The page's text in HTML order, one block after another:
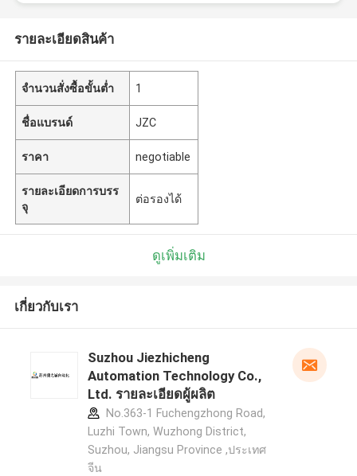
รายละเอียดสินค้า
จำนวนสั่งซื้อขั้นต่ำ 1
ชื่อแบรนด์ JZC
ราคา negotiable
รายละเอียดการบรร
จุ
ต่อรองได้
ดูเพิ่มเติม
เกี่ยวกับเรา
Suzhou Jiezhicheng
Automation Technology Co.,
Ltd. รายละเอียดผู้ผลิต
No.363-1 Fuchengzhong Road,
Luzhi Town, Wuzhong District,
Suzhou, Jiangsu Province ,ประเทศ
จีน